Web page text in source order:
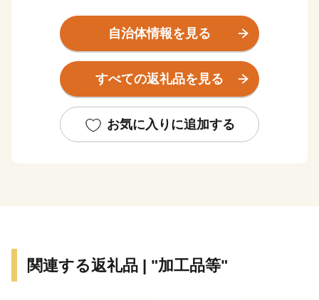
数と称される三陸沖漁場を形成しています。海岸線は典
型的なリアス海岸で、波静かな「山田湾」、開放的な
「船越湾」を擁し、三陸復興国立公園に指定されていま
ますが、中でもカキ、ホタテの養殖漁業が盛んに行われ
ており、カキの出荷シーズンである晩秋から春先には、
湖に例えられるほど波おだやかな山田湾にはぽっかり
自治体情報を見る
すべての返礼品を見る
お気に入りに追加する
関連する返礼品 | "加工品等"